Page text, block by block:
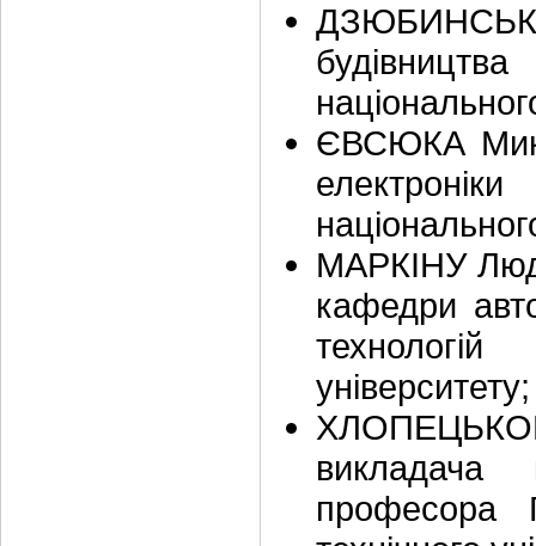
ДЗЮБИНСЬКУ
ЄВСЮКА
МАРКІНУ
кафедри
технологій
університету;
викладача
професора